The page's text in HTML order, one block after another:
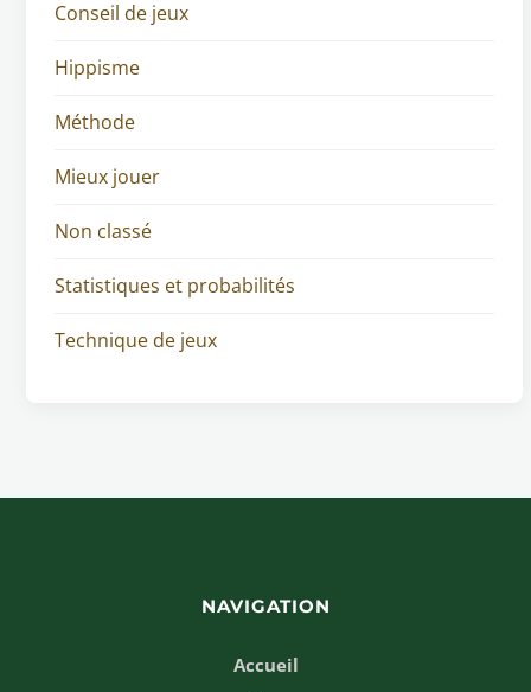
Conseil de jeux
Hippisme
Méthode
Mieux jouer
Non classé
Statistiques et probabilités
Technique de jeux
NAVIGATION
Accueil